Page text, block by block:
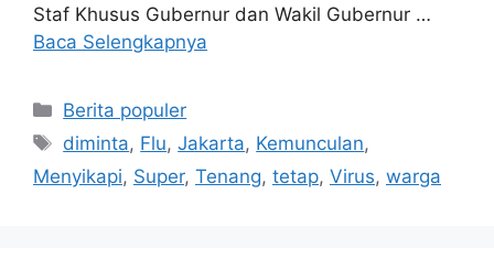
Staf Khusus Gubernur dan Wakil Gubernur …
Baca Selengkapnya
Kategori
Berita populer
Tag
diminta, Flu,Jakarta, Kemunculan,
Menyikapi, Super, Tenang, tetap, Virus, warga